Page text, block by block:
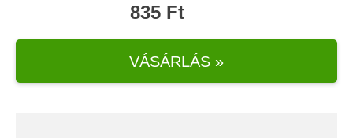
835 Ft
VÁSÁRLÁS »